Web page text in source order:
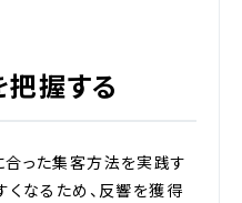
握する
った集客方法を実践す
くなるため、反響を獲得